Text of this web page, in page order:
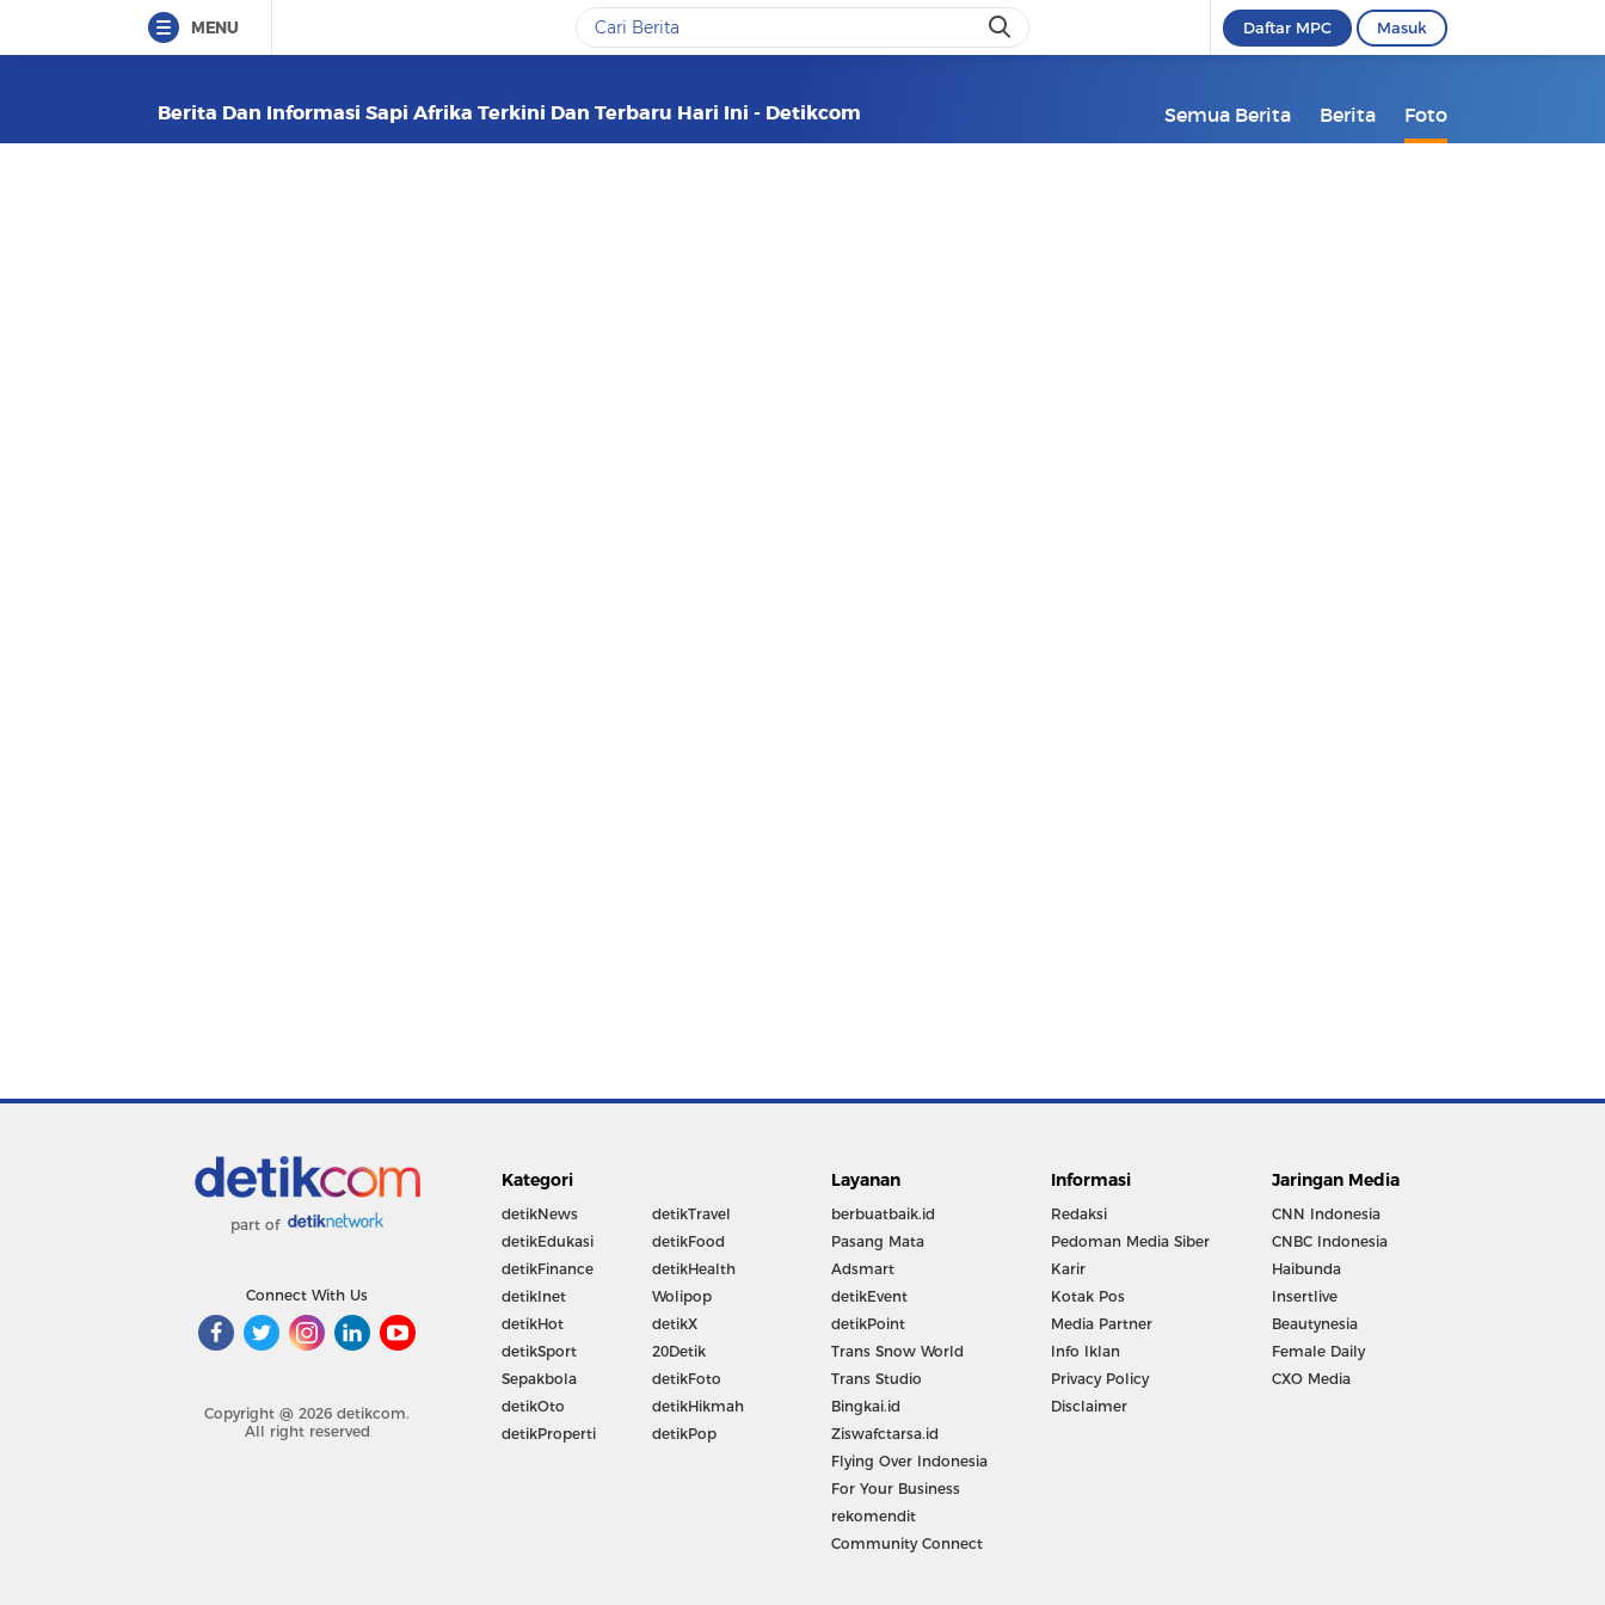
MENU Daftar MPC Masuk
Berita Dan Informasi Sapi Afrika Terkini Dan Terbaru Hari Ini - Detikcom Semua Berita Berita Foto
part of
Connect With Us
Copyright @ 2026 detikcom.
All right reserved
Kategori
detikNews
detikEdukasi
detikFinance
detikInet
detikHot
detikSport
Sepakbola
detikOto
detikProperti
detikTravel
detikFood
detikHealth
Wolipop
detikX
20Detik
detikFoto
detikHikmah
detikPop
Layanan
berbuatbaik.id
Pasang Mata
Adsmart
detikEvent
detikPoint
Trans Snow World
Trans Studio
Bingkai.id
Ziswafctarsa.id
Flying Over Indonesia
For Your Business
rekomendit
Community Connect
Informasi
Redaksi
Pedoman Media Siber
Karir
Kotak Pos
Media Partner
Info Iklan
Privacy Policy
Disclaimer
Jaringan Media
CNN Indonesia
CNBC Indonesia
Haibunda
Insertlive
Beautynesia
Female Daily
CXO Media